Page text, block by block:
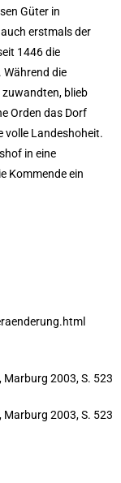
Güter in
erstmals der
1446 die
die
blieb
Orden das Dorf
volle Landeshoheit.
in eine
Kommende ein
Marburg 2003, S. 523
Marburg 2003, S. 523